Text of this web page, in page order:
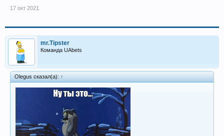
17 окт 2021
mr.Tipster
Команда UAbets
Olegus сказал(а): ↑